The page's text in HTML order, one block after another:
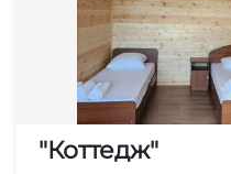
"Коттедж"